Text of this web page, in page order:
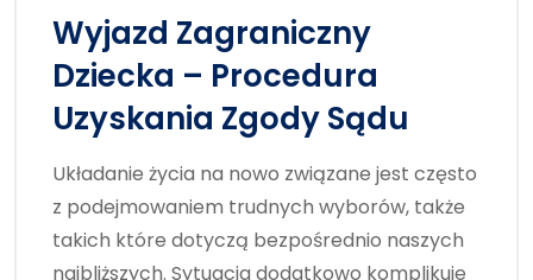
Wyjazd Zagraniczny
Dziecka – Procedura
Uzyskania Zgody Sądu
Układanie życia na nowo związane jest często
z podejmowaniem trudnych wyborów, także
takich które dotyczą bezpośrednio naszych
najbliższych. Sytuacja dodatkowo komplikuje